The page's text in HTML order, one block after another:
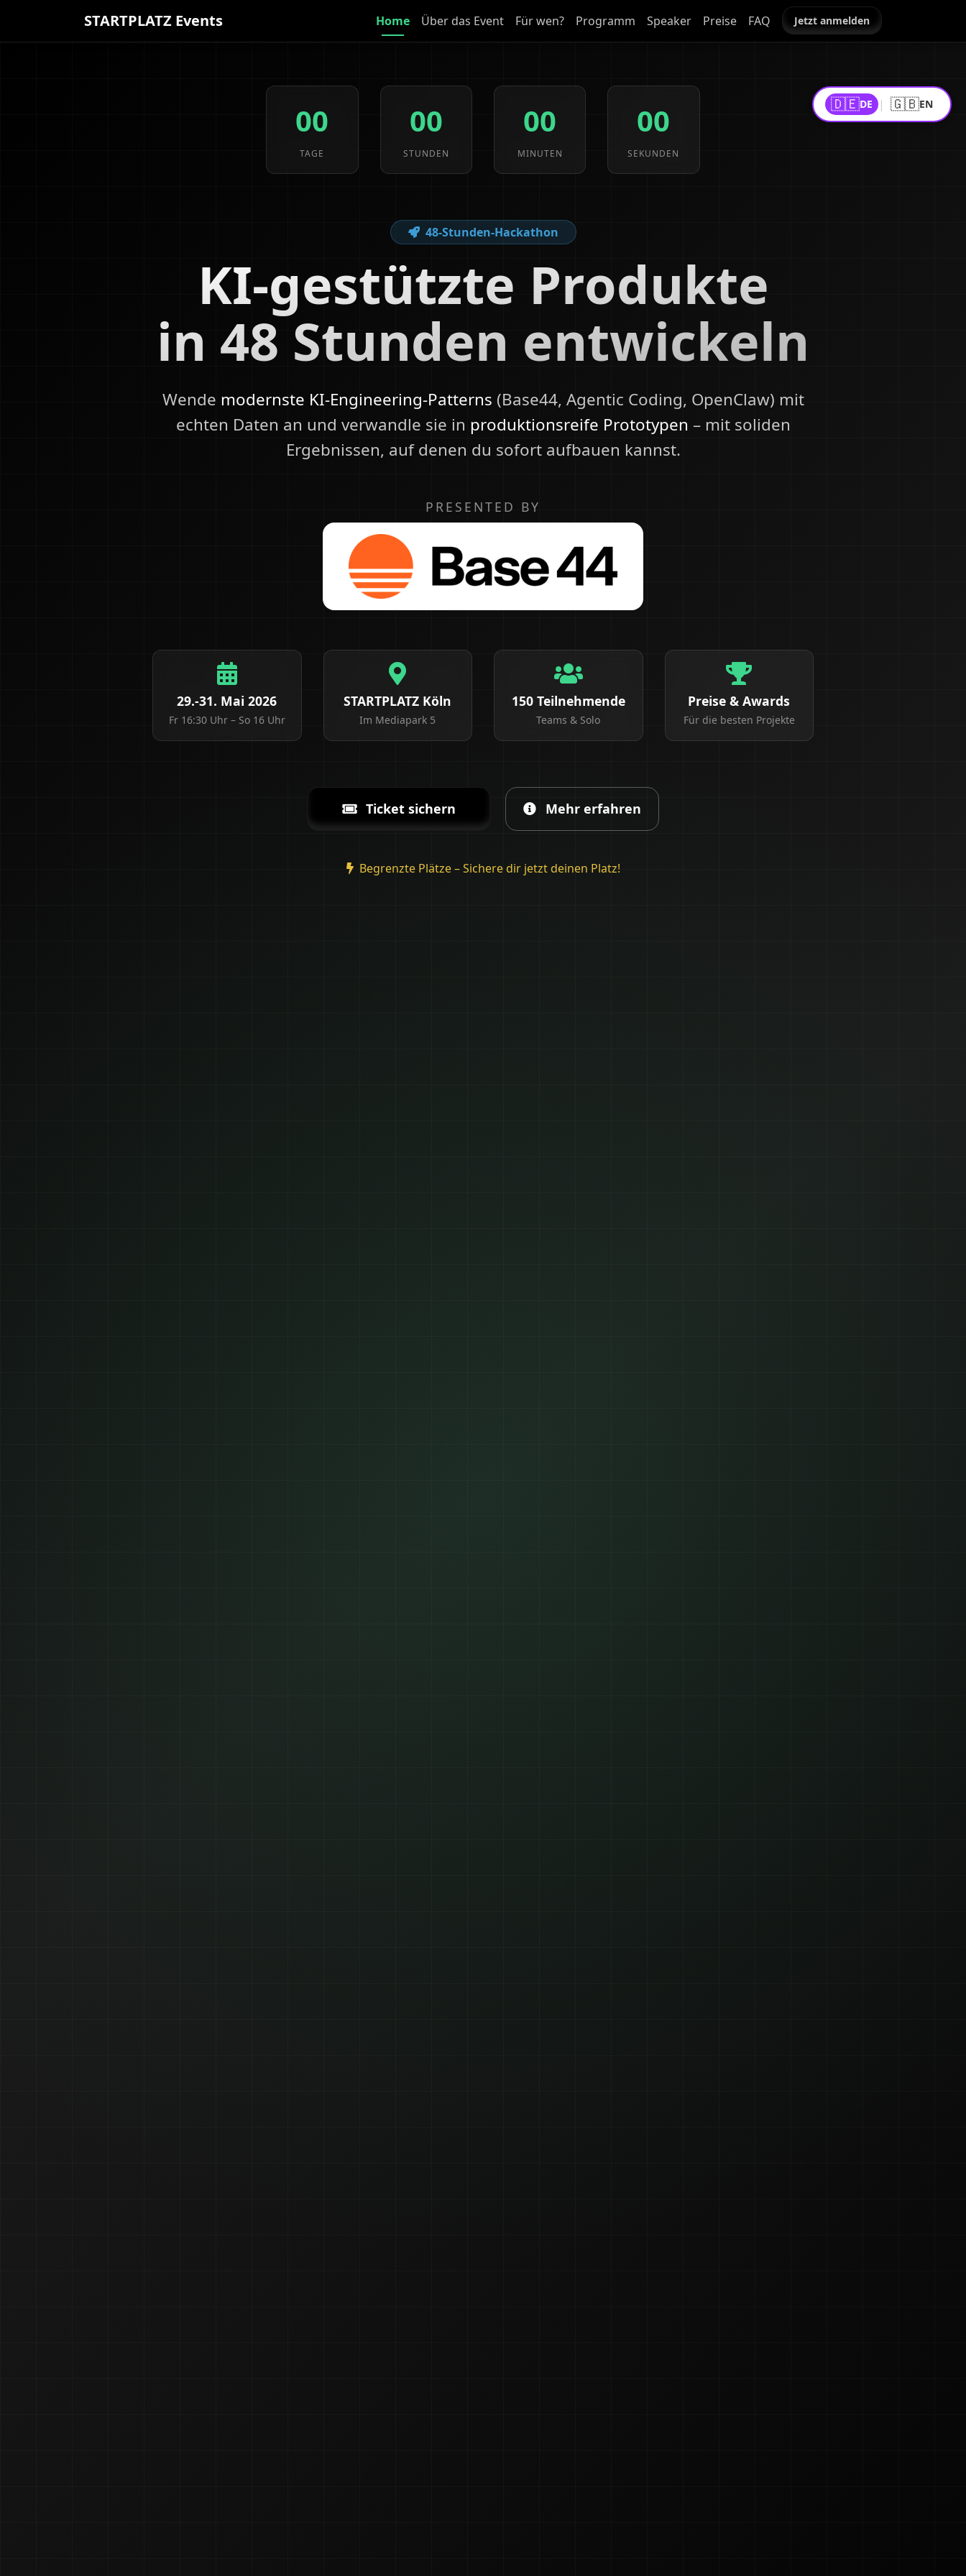
STARTPLATZ Events Home Über das Event Für wen? Programm Speaker Preise FAQ Jetzt anmelden
00
TAGE
00
STUNDEN
00
MINUTEN
00
SEKUNDEN
48-Stunden-Hackathon
KI-gestützte Produkte
in 48 Stunden entwickeln
Wende modernste KI-Engineering-Patterns (Base44, Agentic Coding, OpenClaw) mit
echten Daten an und verwandle sie in produktionsreife Prototypen – mit soliden
Ergebnissen, auf denen du sofort aufbauen kannst.
PRESENTED BY
29.-31. Mai 2026
Fr 16:30 Uhr – So 16 Uhr
STARTPLATZ Köln
Im Mediapark 5
150 Teilnehmende
Teams & Solo
Preise & Awards
Für die besten Projekte
Ticket sichern Mehr erfahren
Begrenzte Plätze – Sichere dir jetzt deinen Platz!
🇩🇪DE | 🇬🇧EN